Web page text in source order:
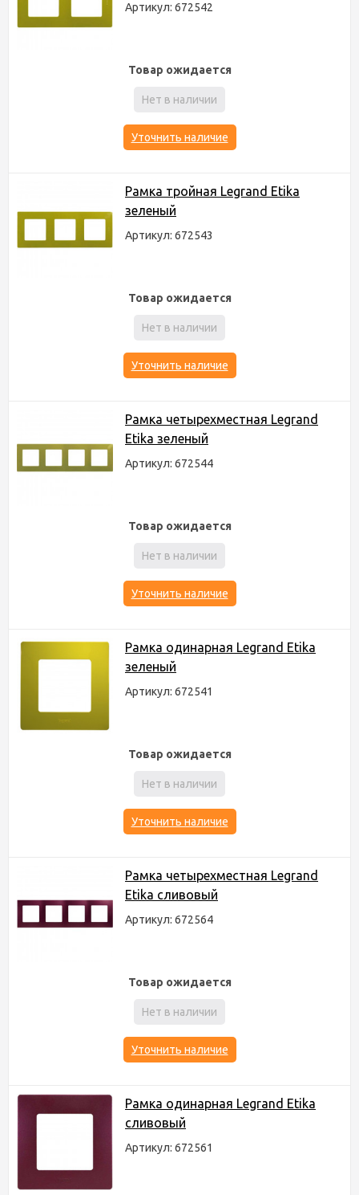
Артикул: 672542
Товар ожидается
Нет в наличии
Уточнить наличие
Рамка тройная Legrand Etika
зеленый
Артикул: 672543
Товар ожидается
Нет в наличии
Уточнить наличие
Рамка четырехместная Legrand
Etika зеленый
Артикул: 672544
Товар ожидается
Нет в наличии
Уточнить наличие
Рамка одинарная Legrand Etika
зеленый
Артикул: 672541
Товар ожидается
Нет в наличии
Уточнить наличие
Рамка четырехместная Legrand
Etika сливовый
Артикул: 672564
Товар ожидается
Нет в наличии
Уточнить наличие
Рамка одинарная Legrand Etika
сливовый
Артикул: 672561